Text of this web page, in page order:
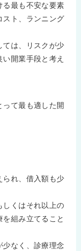
る最も不安な要素
スト、ランニング
ては、リスクが少
開業手段と考え
って最も適した開
られ、借入額も少
しくはそれ以上の
組み立てること
なく、診療理念